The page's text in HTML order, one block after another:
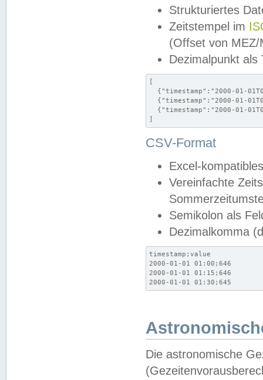
Strukturiertes
Zeitstempel im
(Offset von MEZ/
Dezimalpunkt als
[
{"timestamp":"2000-01-
{"timestamp":"2000-01-
{"timestamp":"2000-01-
]
CSV-Format
Excel-
Vereinfachte
Semikolon als
Dezimalkomma
timestamp;value
2000-01-01 01:00;646
2000-01-01 01:15;646
2000-01-01 01:30;645
Die astronomische